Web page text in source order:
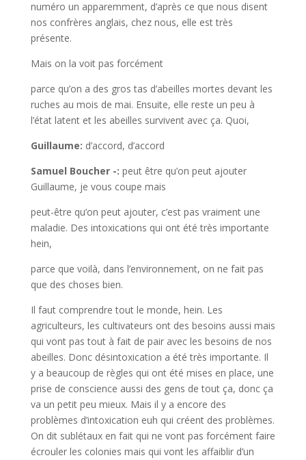
numéro un apparemment, d’après ce que nous disent
nos confrères anglais, chez nous, elle est très
présente.
Mais on la voit pas forcément
parce qu’on a des gros tas d’abeilles mortes devant les
ruches au mois de mai. Ensuite, elle reste un peu à
l’état latent et les abeilles survivent avec ça. Quoi,
Guillaume: d’accord, d’accord
Samuel Boucher -: peut être qu’on peut ajouter
Guillaume, je vous coupe mais
peut-être qu’on peut ajouter, c’est pas vraiment une
maladie. Des intoxications qui ont été très importante
hein,
parce que voilà, dans l’environnement, on ne fait pas
que des choses bien.
Il faut comprendre tout le monde, hein. Les
agriculteurs, les cultivateurs ont des besoins aussi mais
qui vont pas tout à fait de pair avec les besoins de nos
abeilles. Donc désintoxication a été très importante. Il
y a beaucoup de règles qui ont été mises en place, une
prise de conscience aussi des gens de tout ça, donc ça
va un petit peu mieux. Mais il y a encore des
problèmes d’intoxication euh qui créent des problèmes.
On dit sublétaux en fait qui ne vont pas forcément faire
écrouler les colonies mais qui vont les affaiblir d’un